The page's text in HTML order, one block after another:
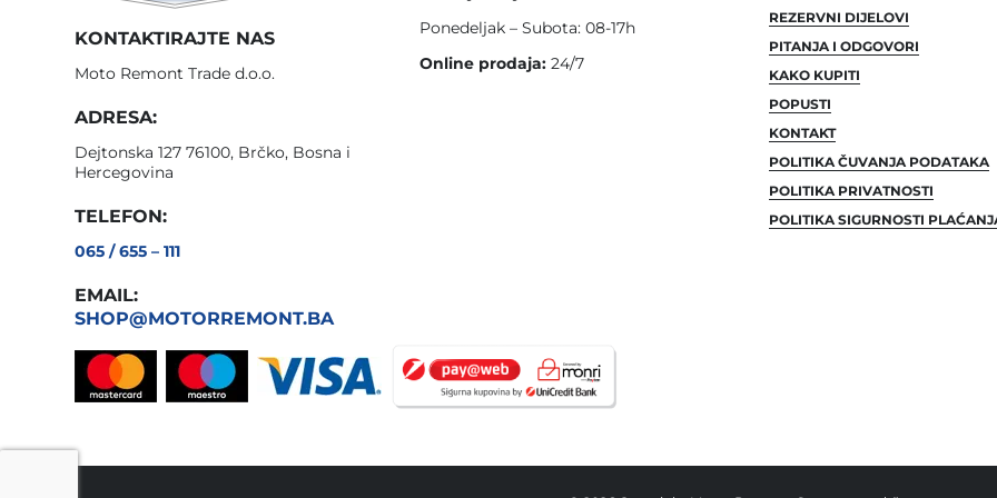
KONTAKTIRAJTE NAS
Moto Remont Trade d.o.o.
ADRESA:
Dejtonska 127 76100, Brčko, Bosna i
Hercegovina
TELEFON:
065 / 655 – 111
EMAIL:
SHOP@MOTORREMONT.BA
Ponedeljak – Subota: 08-17h
Online prodaja: 24/7
REZERVNI DIJELOVI
PITANJA I ODGOVORI
KAKO KUPITI
POPUSTI
KONTAKT
POLITIKA ČUVANJA PODATAKA
POLITIKA PRIVATNOSTI
POLITIKA SIGURNOSTI